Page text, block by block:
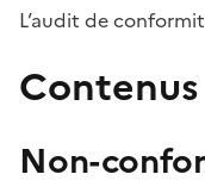
L’audit de
Non-